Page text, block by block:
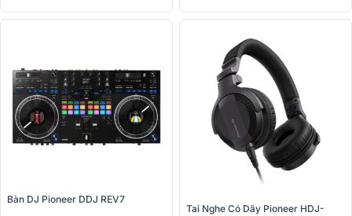
Bàn DJ Pioneer DDJ REV7
Tai Nghe Có Dây Pioneer HDJ-